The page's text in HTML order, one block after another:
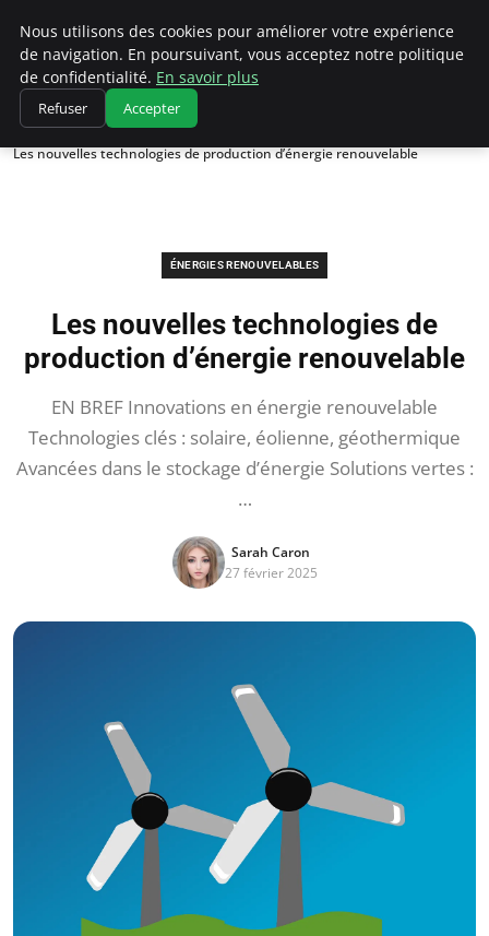
Climatedebtagents
Accueil
Énergies Renouvelables
Les nouvelles technologies de production d’énergie renouvelable
ÉNERGIES RENOUVELABLES
Les nouvelles technologies de
production d’énergie renouvelable
EN BREF Innovations en énergie renouvelable
Technologies clés : solaire, éolienne, géothermique
Avancées dans le stockage d’énergie Solutions vertes :
…
Sarah Caron
27 février 2025
Nous utilisons des cookies pour améliorer votre expérience
de navigation. En poursuivant, vous acceptez notre politique
de confidentialité. En savoir plus
Refuser Accepter